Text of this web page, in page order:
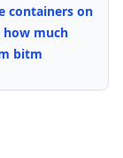
containers on
how much
bitm